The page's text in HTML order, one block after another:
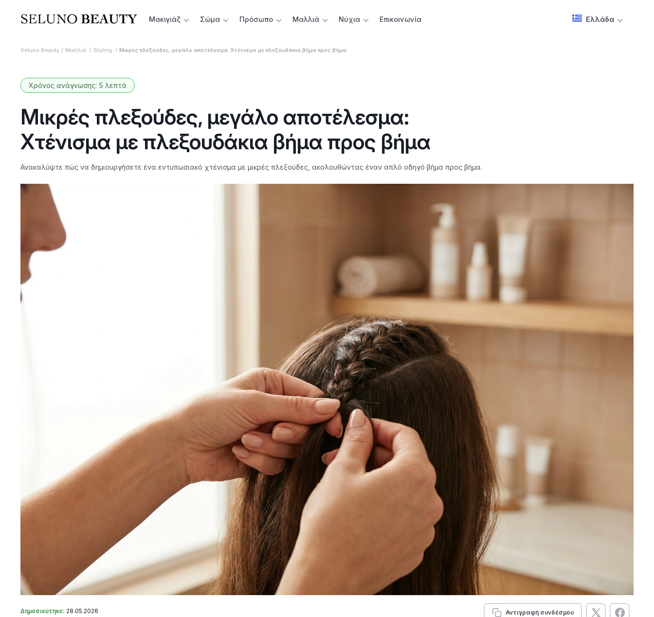
Μακιγιάζ Σώμα Πρόσωπο Μαλλιά Νύχια Επικοινωνία Ελλάδα
Seluno Beauty Μαλλιά Styling Μικρές πλεξούδες, μεγάλο αποτέλεσμα: Χτένισμα με πλεξουδάκια βήμα προς βήμα
Χρόνος ανάγνωσης: 5 λεπτά
Μικρές πλεξούδες, μεγάλο αποτέλεσμα:
Χτένισμα με πλεξουδάκια βήμα προς βήμα
Ανακαλύψτε πώς να δημιουργήσετε ένα εντυπωσιακό χτένισμα με μικρές πλεξούδες, ακολουθώντας έναν απλό οδηγό βήμα προς βήμα.
Δημοσιεύτηκε: 28.05.2026 Αντιγραφή συνδέσμου